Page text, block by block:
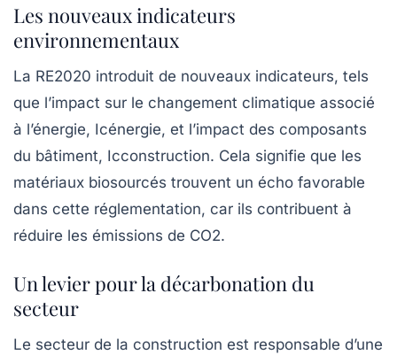
Les nouveaux indicateurs
environnementaux
La RE2020 introduit de nouveaux indicateurs, tels
que l’impact sur le changement climatique associé
à l’énergie, Icénergie, et l’impact des composants
du bâtiment, Icconstruction. Cela signifie que les
matériaux biosourcés trouvent un écho favorable
dans cette réglementation, car ils contribuent à
réduire les émissions de CO2.
Un levier pour la décarbonation du
secteur
Le secteur de la construction est responsable d’une